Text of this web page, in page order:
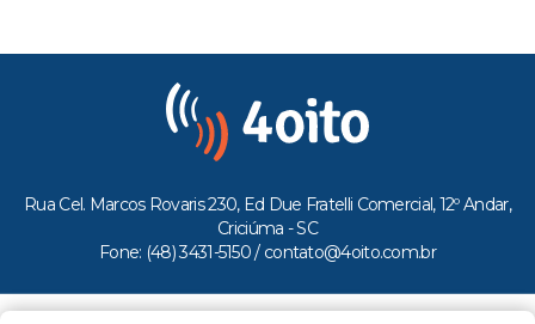
Rua Cel. Marcos Rovaris 230, Ed Due Fratelli Comercial, 12º Andar,
Criciúma - SC
Fone: (48) 3431-5150 / contato@4oito.com.br